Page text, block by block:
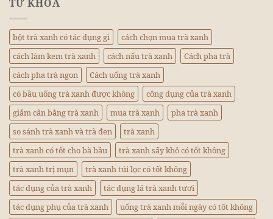
TỪ KHÓA
bột trà xanh có tác dụng gì
cách chọn mua trà xanh
cách làm kem trà xanh
cách nấu trà xanh
Cách pha trà
cách pha trà ngon
Cách uống trà xanh
có bầu uống trà xanh được không
công dụng của trà xanh
giảm cân bằng trà xanh
mua trà xanh
pha trà xanh
so sánh trà xanh và trà đen
trà xanh
trà xanh có tốt cho bà bầu
trà xanh sấy khô có tốt không
trà xanh trị mụn
trà xanh túi lọc có tốt không
tác dụng của trà xanh
tác dụng lá trà xanh tươi
tác dụng phụ của trà xanh
uống trà xanh mỗi ngày có tốt không